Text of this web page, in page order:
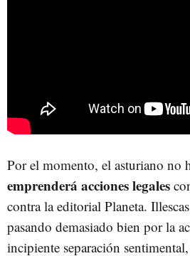
Por el momento, el asturiano no
emprenderá acciones legales
contra la editorial Planeta.
pasando demasiado bien por la
incipiente separación